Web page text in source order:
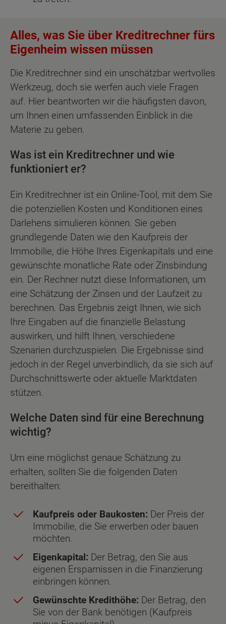
Alles, was Sie über Kreditrechner fürs
Eigenheim wissen müssen
Die Kreditrechner sind ein unschätzbar wertvolles
Werkzeug, doch sie werfen auch viele Fragen
auf. Hier beantworten wir die häufigsten davon,
um Ihnen einen umfassenden Einblick in die
Materie zu geben.
Was ist ein Kreditrechner und wie
funktioniert er?
Ein Kreditrechner ist ein Online-Tool, mit dem Sie
die potenziellen Kosten und Konditionen eines
Darlehens simulieren können. Sie geben
grundlegende Daten wie den Kaufpreis der
Immobilie, die Höhe Ihres Eigenkapitals und eine
gewünschte monatliche Rate oder Zinsbindung
ein. Der Rechner nutzt diese Informationen, um
eine Schätzung der Zinsen und der Laufzeit zu
berechnen. Das Ergebnis zeigt Ihnen, wie sich
Ihre Eingaben auf die finanzielle Belastung
auswirken, und hilft Ihnen, verschiedene
Szenarien durchzuspielen. Die Ergebnisse sind
jedoch in der Regel unverbindlich, da sie sich auf
Durchschnittswerte oder aktuelle Marktdaten
stützen.
Welche Daten sind für eine Berechnung
wichtig?
Um eine möglichst genaue Schätzung zu
erhalten, sollten Sie die folgenden Daten
bereithalten:
Kaufpreis oder Baukosten: Der Preis der
Immobilie, die Sie erwerben oder bauen
möchten.
Eigenkapital: Der Betrag, den Sie aus
eigenen Ersparnissen in die Finanzierung
einbringen können.
Gewünschte Kredithöhe: Der Betrag, den
Sie von der Bank benötigen (Kaufpreis